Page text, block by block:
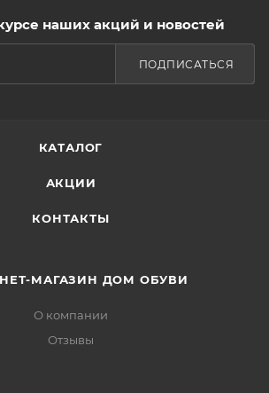
наших акций и новостей
ПОДПИСАТЬСЯ
КАТАЛОГ
АКЦИИ
КОНТАКТЫ
МАГАЗИН ДОМ ОБУВИ
О компании
Отзывы